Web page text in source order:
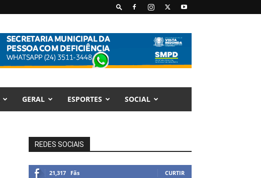
GERAL ESPORTES SOCIAL
REDES SOCIAIS
21,317 Fãs CURTIR